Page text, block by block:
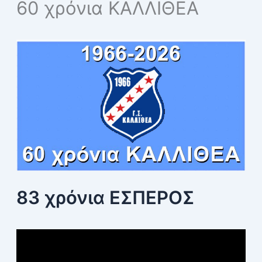
c
h
o
60 χρόνια ΚΑΛΛΙΘΕΑ
83 χρόνια ΕΣΠΕΡΟΣ